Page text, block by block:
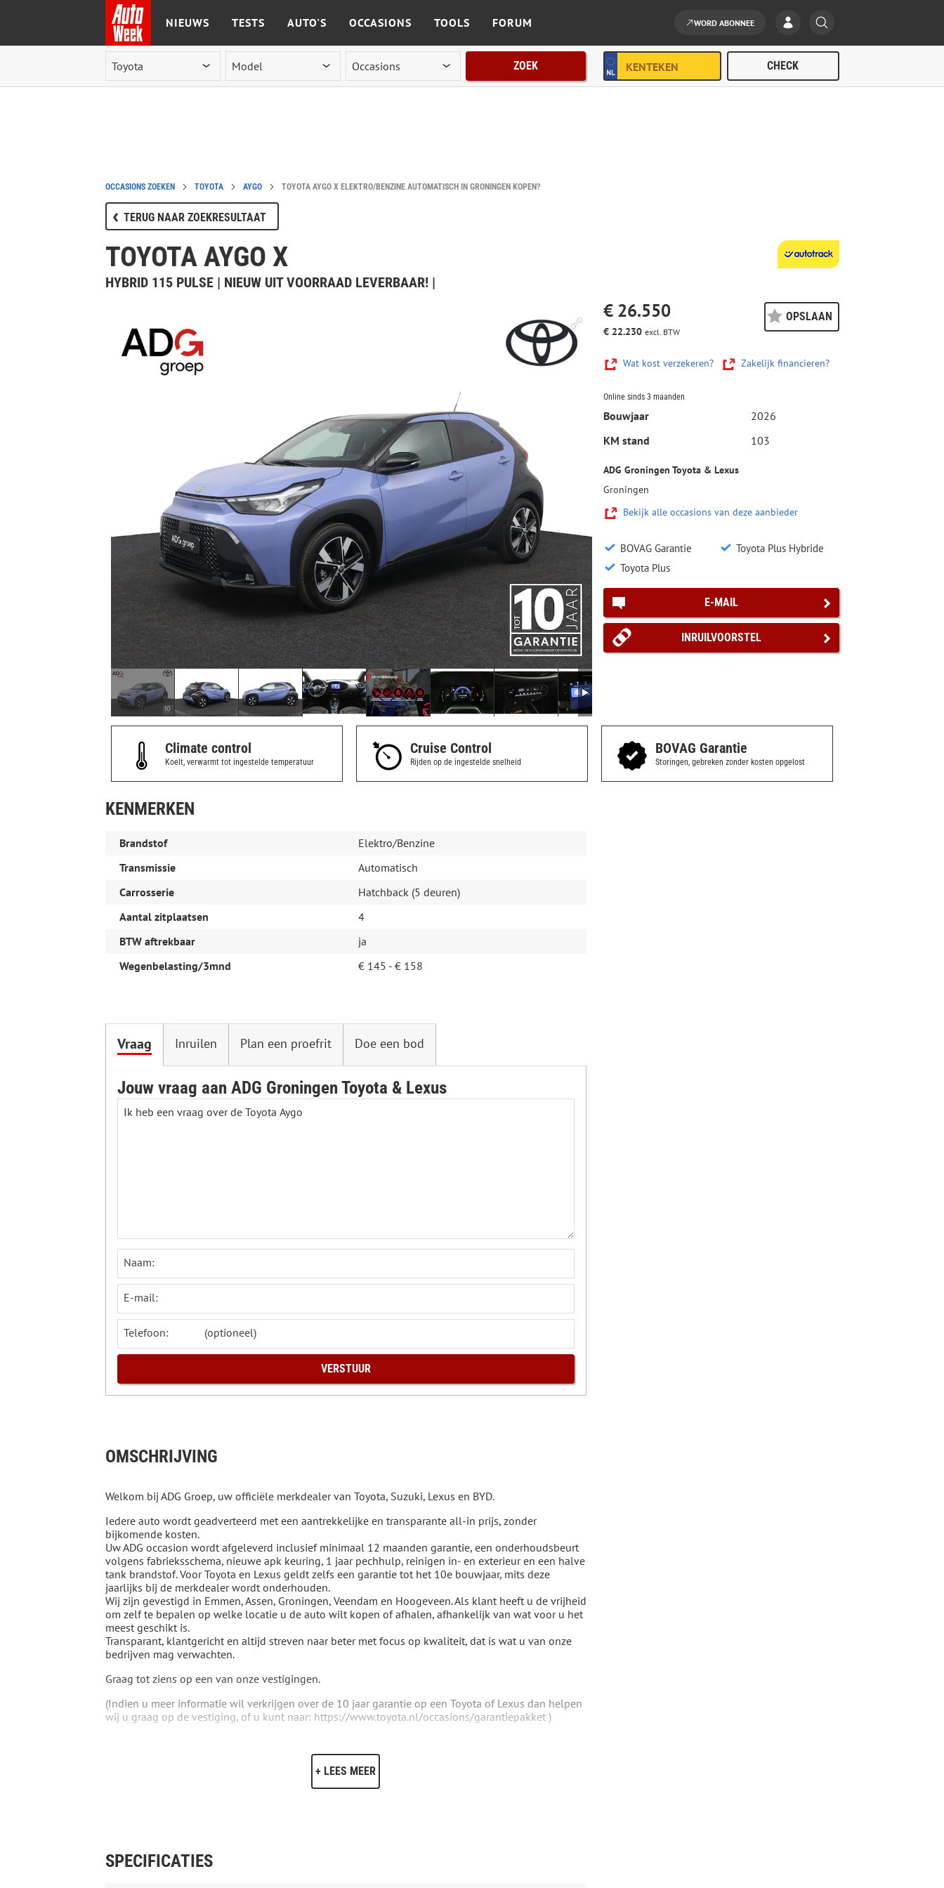
Ga naar de inhoud
NIEUWS TESTS AUTO'S OCCASIONS TOOLS FORUM WORD ABONNEE
ZOEK
OCCASIONS ZOEKEN TOYOTA AYGO TOYOTA AYGO X ELEKTRO/BENZINE AUTOMATISCH IN GRONINGEN KOPEN?
TERUG NAAR ZOEKRESULTAAT
TOYOTA AYGO X
HYBRID 115 PULSE | NIEUW UIT VOORRAAD LEVERBAAR! |
€ 26.550
€ 22.230 excl. BTW
OPSLAAN
Wat kost verzekeren? Zakelijk financieren?
Online sinds 3 maanden
Bouwjaar
2026
KM stand
103
ADG Groningen Toyota & Lexus
Groningen
Bekijk alle occasions van deze aanbieder
BOVAG Garantie
Toyota Plus
Toyota Plus Hybride
E-MAIL
INRUILVOORSTEL
Climate control
Koelt, verwarmt tot ingestelde temperatuur
Cruise Control
Rijden op de ingestelde snelheid
BOVAG Garantie
Storingen, gebreken zonder kosten opgelost
KENMERKEN
Brandstof
Elektro/Benzine
Transmissie
Automatisch
Carrosserie
Hatchback (5 deuren)
Aantal zitplaatsen
4
BTW aftrekbaar
ja
Wegenbelasting/3mnd
€ 145 - € 158
Vraag Inruilen Plan een proefrit Doe een bod
Jouw vraag aan ADG Groningen Toyota & Lexus
Naam:
E-mail:
Telefoon:
OMSCHRIJVING
Welkom bij ADG Groep, uw officiële merkdealer van Toyota, Suzuki, Lexus en BYD.
Iedere auto wordt geadverteerd met een aantrekkelijke en transparante all-in prijs, zonder
bijkomende kosten.
Uw ADG occasion wordt afgeleverd inclusief minimaal 12 maanden garantie, een onderhoudsbeurt
volgens fabrieksschema, nieuwe apk keuring, 1 jaar pechhulp, reinigen in- en exterieur en een halve
tank brandstof. Voor Toyota en Lexus geldt zelfs een garantie tot het 10e bouwjaar, mits deze
jaarlijks bij de merkdealer wordt onderhouden.
Wij zijn gevestigd in Emmen, Assen, Groningen, Veendam en Hoogeveen. Als klant heeft u de vrijheid
om zelf te bepalen op welke locatie u de auto wilt kopen of afhalen, afhankelijk van wat voor u het
meest geschikt is.
Transparant, klantgericht en altijd streven naar beter met focus op kwaliteit, dat is wat u van onze
bedrijven mag verwachten.
Graag tot ziens op een van onze vestigingen.
(Indien u meer informatie wil verkrijgen over de 10 jaar garantie op een Toyota of Lexus dan helpen
wij u graag op de vestiging, of u kunt naar: https://www.toyota.nl/occasions/garantiepakket )
Infotainment
+ LEES MEER
SPECIFICATIES